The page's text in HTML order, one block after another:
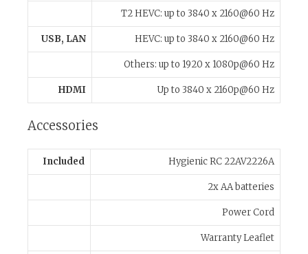
T2 HEVC: up to 3840 x 2160@60 Hz
USB, LAN HEVC: up to 3840 x 2160@60 Hz
Others: up to 1920 x 1080p@60 Hz
HDMI Up to 3840 x 2160p@60 Hz
Accessories
Included Hygienic RC 22AV2226A
2x AA batteries
Power Cord
Warranty Leaflet